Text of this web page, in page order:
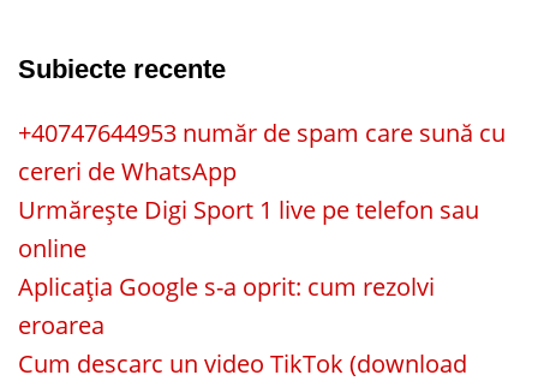
Subiecte recente
+40747644953 număr de spam care sună cu
cereri de WhatsApp
Urmărește Digi Sport 1 live pe telefon sau
online
Aplicația Google s-a oprit: cum rezolvi
eroarea
Cum descarc un video TikTok (download